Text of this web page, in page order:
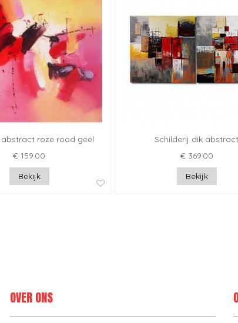
abstract roze rood geel
€ 159.00
Bekijk
Schilderij dik abstract
€ 369.00
Bekijk
OVER ONS